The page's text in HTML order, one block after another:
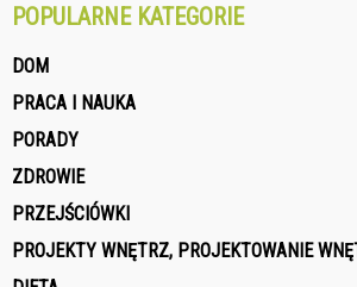
POPULARNE KATEGORIE
DOM
PRACA I NAUKA
PORADY
ZDROWIE
PRZEJŚCIÓWKI
PROJEKTY WNĘTRZ, PROJEKTOWANIE